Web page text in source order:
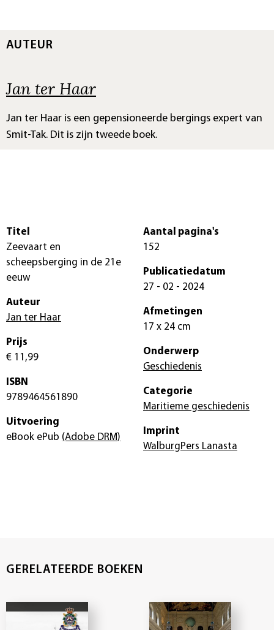
AUTEUR
Jan ter Haar
Jan ter Haar is een gepensioneerde bergings expert van
Smit-Tak. Dit is zijn tweede boek.
Titel
Zeevaart en
scheepsberging in de 21e
eeuw
Auteur
Jan ter Haar
Prijs
€ 11,99
ISBN
9789464561890
Uitvoering
eBook ePub (Adobe DRM)
Aantal pagina's
152
Publicatiedatum
27 - 02 - 2024
Afmetingen
17 x 24 cm
Onderwerp
Geschiedenis
Categorie
Maritieme geschiedenis
Imprint
WalburgPers Lanasta
GERELATEERDE BOEKEN